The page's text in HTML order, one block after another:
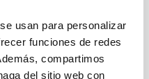
usan para personalizar
funciones de redes
compartimos
del sitio web con